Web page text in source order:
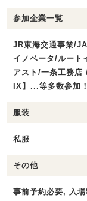
参加企業一覧
JR東海交通事業/
イノベータ/ルー
アスト/一条工務店
IX】...等多数参加！
服装
私服
その他
事前予約必要, 入